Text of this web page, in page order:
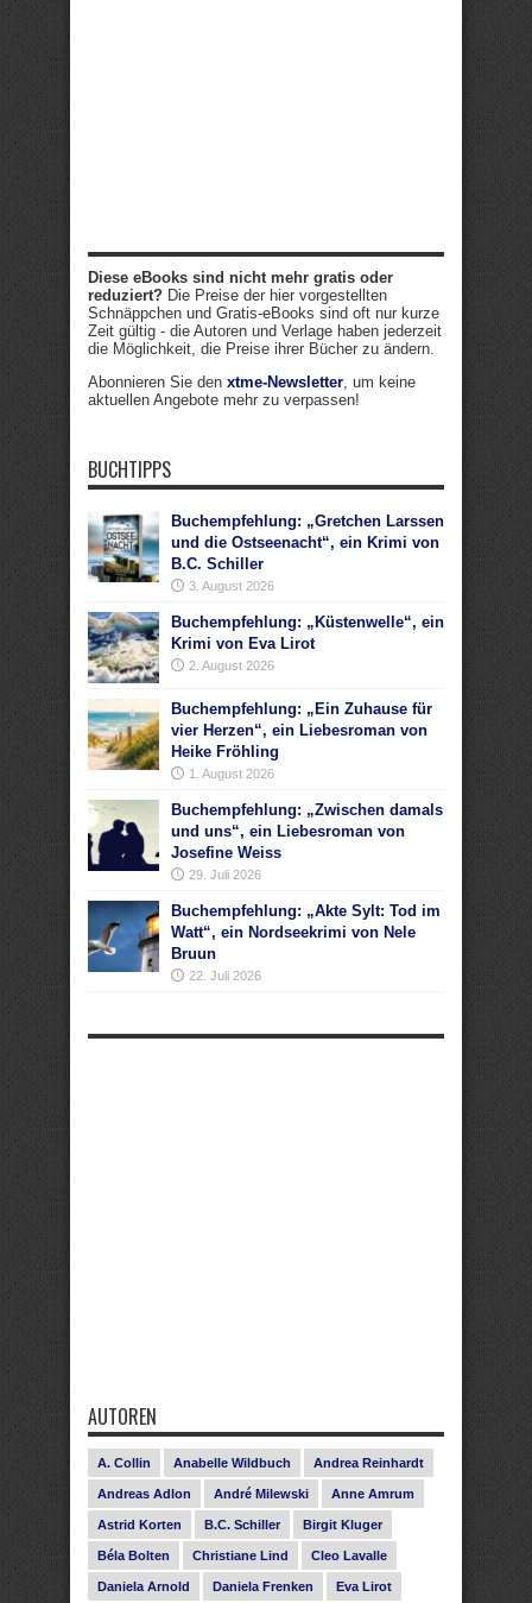
Diese eBooks sind nicht mehr gratis oder
reduziert? Die Preise der hier vorgestellten
Schnäppchen und Gratis-eBooks sind oft nur kurze
Zeit gültig - die Autoren und Verlage haben jederzeit
die Möglichkeit, die Preise ihrer Bücher zu ändern.
Abonnieren Sie den xtme-Newsletter, um keine
aktuellen Angebote mehr zu verpassen!
BUCHTIPPS
Buchempfehlung: „Gretchen Larssen
und die Ostseenacht“, ein Krimi von
B.C. Schiller
3. August 2026
Buchempfehlung: „Küstenwelle“, ein
Krimi von Eva Lirot
2. August 2026
Buchempfehlung: „Ein Zuhause für
vier Herzen“, ein Liebesroman von
Heike Fröhling
1. August 2026
Buchempfehlung: „Zwischen damals
und uns“, ein Liebesroman von
Josefine Weiss
29. Juli 2026
Buchempfehlung: „Akte Sylt: Tod im
Watt“, ein Nordseekrimi von Nele
Bruun
22. Juli 2026
AUTOREN
A. Collin Anabelle Wildbuch Andrea Reinhardt
Andreas Adlon André Milewski Anne Amrum
Astrid Korten B.C. Schiller Birgit Kluger
Béla Bolten Christiane Lind Cleo Lavalle
Daniela Arnold Daniela Frenken Eva Lirot